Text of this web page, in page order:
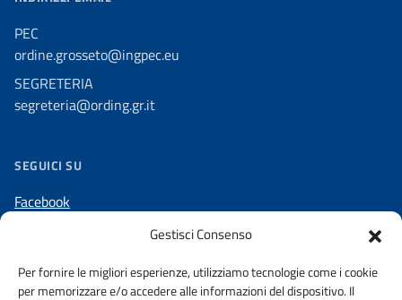
Gestisci Consenso
Per fornire le migliori esperienze, utilizziamo tecnologie come i cookie
per memorizzare e/o accedere alle informazioni del dispositivo. Il
PEC
ordine.grosseto@ingpec.eu
SEGRETERIA
segreteria@ording.gr.it
SEGUICI SU
Facebook